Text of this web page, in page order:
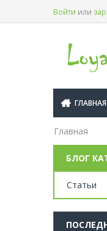
Войти или
ГЛАВНАЯ
Главная
БЛОГ
Статьи